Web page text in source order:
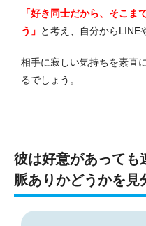
「好き同士だから、そこま
う」 と考え、自分からLINE
相手に寂しい気持ちを素直
るでしょう。
彼は好意があっても
脈ありかどうかを見